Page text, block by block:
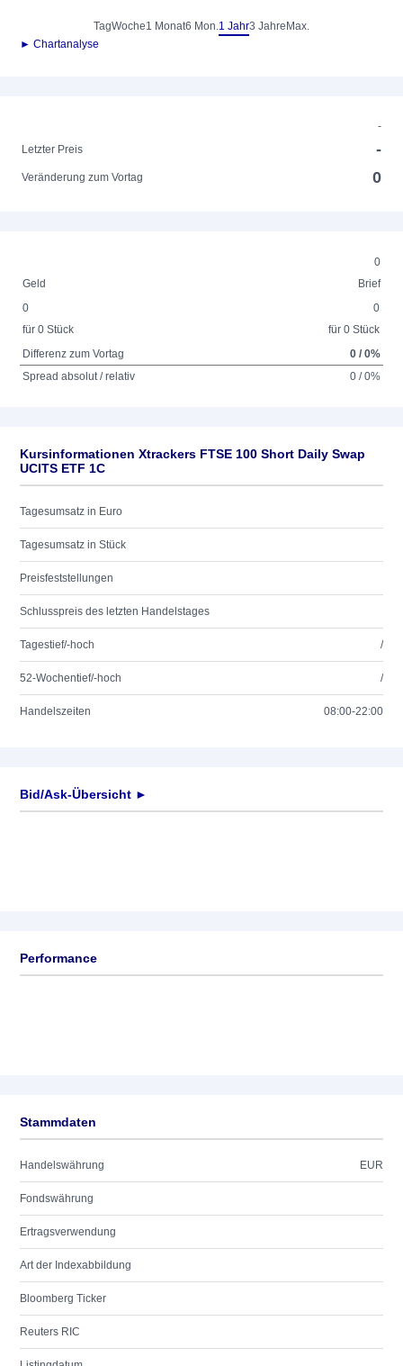
TagWoche1 Monat6 Mon.1 Jahr3 Jahre Max.
► Chartanalyse
-
Letzter Preis
-
Veränderung zum Vortag 0
0
Geld
Brief
0
für 0 Stück
0
für 0 Stück
Differenz zum Vortag
0 / 0%
Spread absolut / relativ
0 / 0%
Kursinformationen Xtrackers FTSE 100 Short Daily Swap
UCITS ETF 1C
Tagesumsatz in Euro
Tagesumsatz in Stück
Preisfeststellungen
Schlusspreis des letzten Handelstages
Tagestief/-hoch /
52-Wochentief/-hoch /
Handelszeiten 08:00-22:00
Bid/Ask-Übersicht ►
Performance
Stammdaten
Handelswährung EUR
Fondswährung
Ertragsverwendung
Art der Indexabbildung
Bloomberg Ticker
Reuters RIC